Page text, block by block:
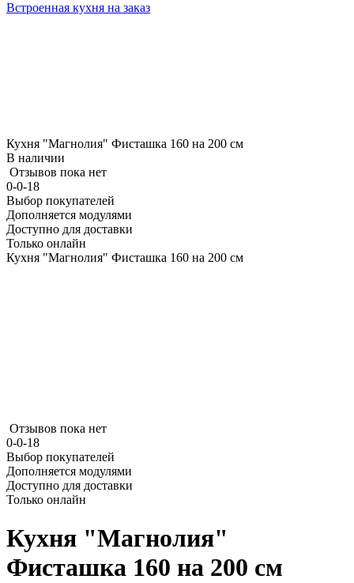
Встроенная кухня на заказ
Кухня "Магнолия" Фисташка 160 на 200 см
В наличии
Отзывов пока нет
0-0-18
Выбор покупателей
Дополняется модулями
Доступно для доставки
Только онлайн
Кухня "Магнолия" Фисташка 160 на 200 см
Отзывов пока нет
0-0-18
Выбор покупателей
Дополняется модулями
Доступно для доставки
Только онлайн
Кухня "Магнолия"
Фисташка 160 на 200 см